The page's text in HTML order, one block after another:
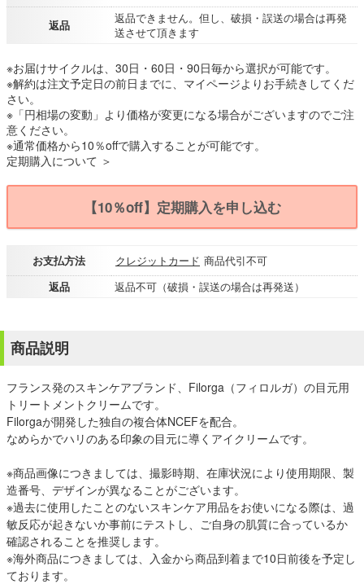
返品
返品できません。但し、破損・誤送の場合は再発
送させて頂きます
※お届けサイクルは、30日・60日・90日毎から選択が可能です。
※解約は注文予定日の前日までに、マイページよりお手続きしてくだ
さい。
※「円相場の変動」より価格が変更になる場合がございますのでご注
意ください。
※通常価格から10％offで購入することが可能です。
定期購入について ＞
【10％off】定期購入を申し込む
お支払方法 クレジットカード 商品代引不可
返品
返品不可（破損・誤送の場合は再発送）
商品説明
フランス発のスキンケアブランド、Filorga（フィロルガ）の目元用
トリートメントクリームです。
Filorgaが開発した独自の複合体NCEFを配合。
なめらかでハリのある印象の目元に導くアイクリームです。
※商品画像につきましては、撮影時期、在庫状況により使用期限、製
造番号、デザインが異なることがございます。
※過去に使用したことのないスキンケア用品をお使いになる際は、過
敏反応が起きないか事前にテストし、ご自身の肌質に合っているか
確認されることを推奨します。
※海外商品につきましては、入金から商品到着まで10日前後を予定し
ております。